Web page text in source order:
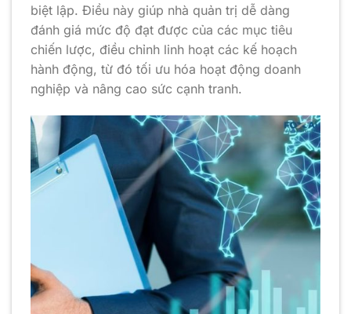
biệt lập. Điều này giúp nhà quản trị dễ dàng
đánh giá mức độ đạt được của các mục tiêu
chiến lược, điều chỉnh linh hoạt các kế hoạch
hành động, từ đó tối ưu hóa hoạt động doanh
nghiệp và nâng cao sức cạnh tranh.